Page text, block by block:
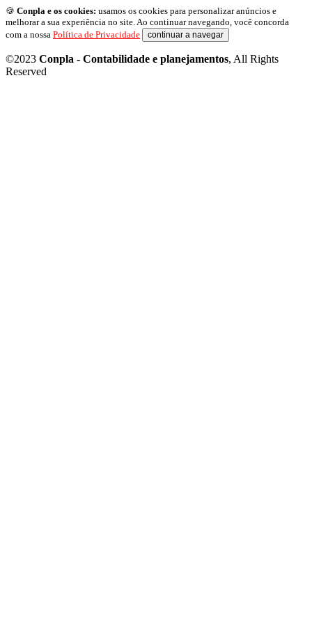
🍪 Conpla e os cookies: usamos os cookies para personalizar anúncios e
melhorar a sua experiência no site. Ao continuar navegando, você concorda
com a nossa Política de Privacidade continuar a navegar
©2023 Conpla - Contabilidade e planejamentos, All Rights
Reserved